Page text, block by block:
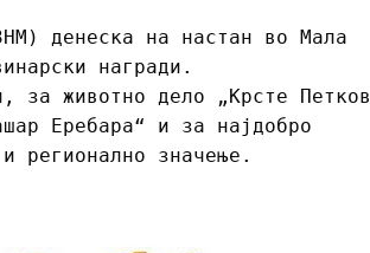
денеска на настан во Мала
награди.
за животно дело „Крсте Петков
Еребара“ и за најдобро
регионално значење.